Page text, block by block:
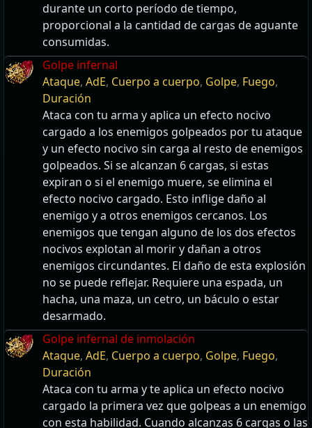
durante un corto período de tiempo,
proporcional a la cantidad de cargas de aguante
consumidas.
Golpe infernal
Ataque, AdE, Cuerpo a cuerpo, Golpe, Fuego,
Duración
Ataca con tu arma y aplica un efecto nocivo
cargado a los enemigos golpeados por tu ataque
y un efecto nocivo sin carga al resto de enemigos
golpeados. Si se alcanzan 6 cargas, si estas
expiran o si el enemigo muere, se elimina el
efecto nocivo cargado. Esto inflige daño al
enemigo y a otros enemigos cercanos. Los
enemigos que tengan alguno de los dos efectos
nocivos explotan al morir y dañan a otros
enemigos circundantes. El daño de esta explosión
no se puede reflejar. Requiere una espada, un
hacha, una maza, un cetro, un báculo o estar
desarmado.
Golpe infernal de inmolación
Ataque, AdE, Cuerpo a cuerpo, Golpe, Fuego,
Duración
Ataca con tu arma y te aplica un efecto nocivo
cargado la primera vez que golpeas a un enemigo
con esta habilidad. Cuando alcanzas 6 cargas o las